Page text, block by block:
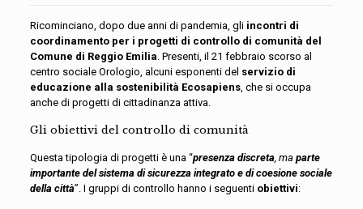
Ricominciano, dopo due anni di pandemia, gli incontri di
coordinamento per i progetti di controllo di comunità del
Comune di Reggio Emilia. Presenti, il 21 febbraio scorso al
centro sociale Orologio, alcuni esponenti del servizio di
educazione alla sostenibilità Ecosapiens, che si occupa
anche di progetti di cittadinanza attiva.
Gli obiettivi del controllo di comunità
Questa tipologia di progetti è una “presenza discreta, ma parte
importante del sistema di sicurezza integrato e di coesione sociale
della città”. I gruppi di controllo hanno i seguenti obiettivi: